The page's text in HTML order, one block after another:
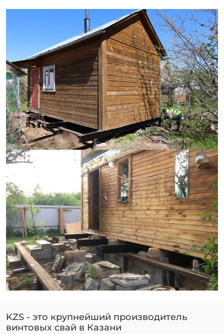
KZS - это крупнейший производитель
винтовых свай в Казани